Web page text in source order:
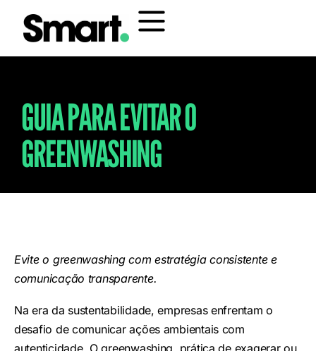
GUIA PARA EVITAR O
GREENWASHING
Evite o greenwashing com estratégia consistente e
comunicação transparente.
Na era da sustentabilidade, empresas enfrentam o
desafio de comunicar ações ambientais com
autenticidade. O greenwashing, prática de exagerar ou